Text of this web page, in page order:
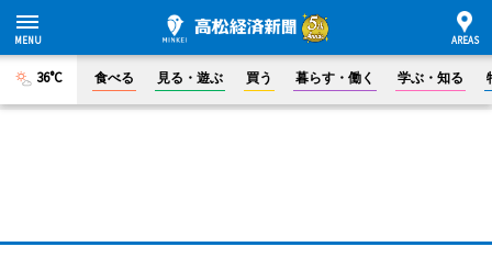
36°C 食べる 見る・遊ぶ 買う 暮らす・働く 学ぶ・知る